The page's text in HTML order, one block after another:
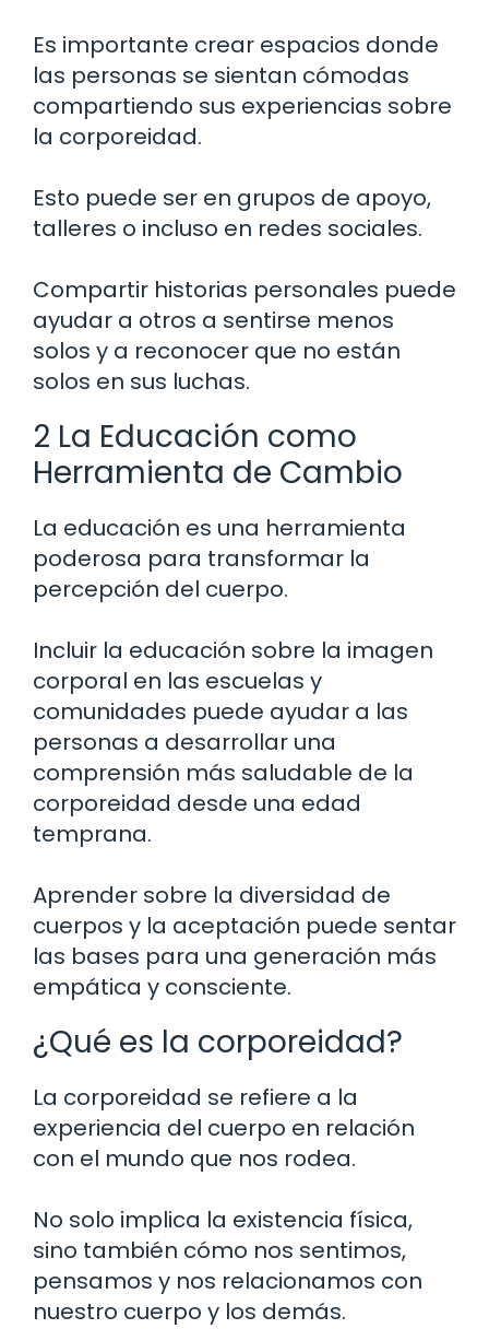
Es importante crear espacios donde
las personas se sientan cómodas
compartiendo sus experiencias sobre
la corporeidad.
Esto puede ser en grupos de apoyo,
talleres o incluso en redes sociales.
Compartir historias personales puede
ayudar a otros a sentirse menos
solos y a reconocer que no están
solos en sus luchas.
2 La Educación como
Herramienta de Cambio
La educación es una herramienta
poderosa para transformar la
percepción del cuerpo.
Incluir la educación sobre la imagen
corporal en las escuelas y
comunidades puede ayudar a las
personas a desarrollar una
comprensión más saludable de la
corporeidad desde una edad
temprana.
Aprender sobre la diversidad de
cuerpos y la aceptación puede sentar
las bases para una generación más
empática y consciente.
¿Qué es la corporeidad?
La corporeidad se refiere a la
experiencia del cuerpo en relación
con el mundo que nos rodea.
No solo implica la existencia física,
sino también cómo nos sentimos,
pensamos y nos relacionamos con
nuestro cuerpo y los demás.